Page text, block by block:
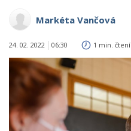
Markéta Vančová
24. 02. 2022 06:30 1 min. čtení